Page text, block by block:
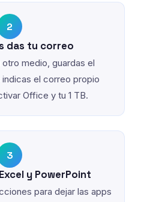
2
das tu correo
medio, guardas el
el correo propio
Office y tu 1 TB.
3
y PowerPoint
para dejar las apps